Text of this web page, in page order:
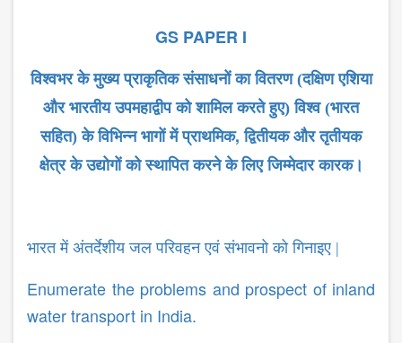
GS PAPER I
विश्वभर के मुख्य प्राकृतिक संसाधनों का वितरण (दक्षिण एशिया
और भारतीय उपमहाद्वीप को शामिल करते हुए) विश्व (भारत
सहित) के विभिन्न भागों में प्राथमिक,द्वितीयक और तृतीयक
क्षेत्र के उद्योगों को स्थापित करने के लिए जिम्मेदार कारक।
भारत में अंतर्देशीय जल परिवहन एवं संभावनो को गिनाइए |
Enumerate the problems and prospect of inland
water transport in India.